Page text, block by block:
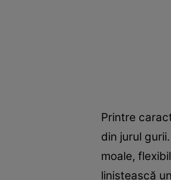
Printre
din jurul
moale,
liniștească